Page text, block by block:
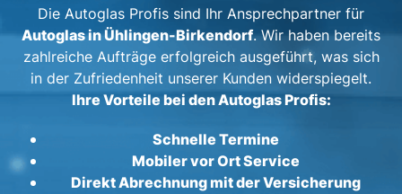
Die Autoglas Profis sind Ihr Ansprechpartner für
Autoglas in Ühlingen-Birkendorf. Wir haben bereits
zahlreiche Aufträge erfolgreich ausgeführt, was sich
in der Zufriedenheit unserer Kunden widerspiegelt.
Ihre Vorteile bei den Autoglas Profis:
Schnelle Termine
Mobiler vor Ort Service
Direkt Abrechnung mit der Versicherung